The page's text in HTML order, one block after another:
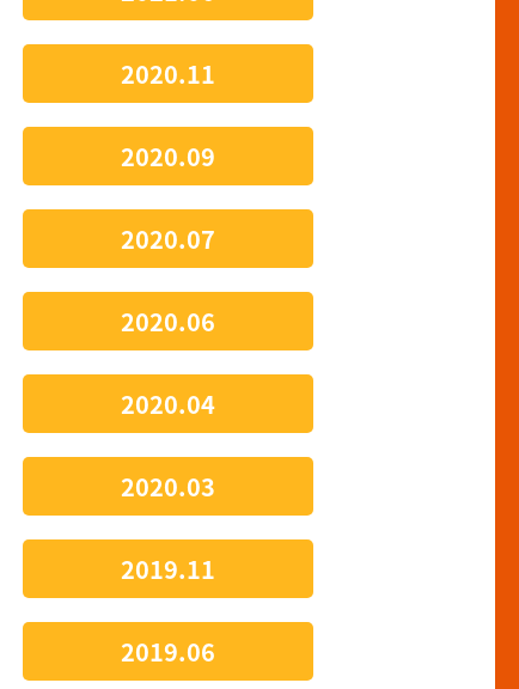
2020.11
2020.09
2020.07
2020.06
2020.04
2020.03
2019.11
2019.06